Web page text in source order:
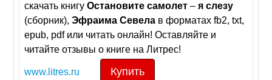
скачать книгуОстановите самолет –я слезу
(сборник),Эфраима Севела в форматах fb2, txt,
epub, pdf или читать онлайн! Оставляйте и
читайте отзывы о книге на Литрес!
www.litres.ru Купить